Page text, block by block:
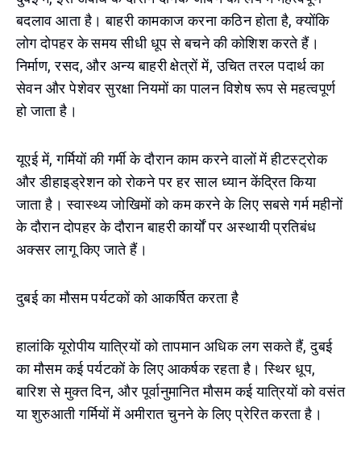
बदलाव आता है। बाहरी कामकाज करना कठिन होता है, क्योंकि
लोग दोपहर के समय सीधी धूप से बचने की कोशिश करते हैं।
निर्माण, रसद, और अन्य बाहरी क्षेत्रों में, उचित तरल पदार्थ का
सेवन और पेशेवर सुरक्षा नियमों का पालन विशेष रूप से महत्वपूर्ण
हो जाता है।
यूएई में, गर्मियों की गर्मी के दौरान काम करने वालों में हीटस्ट्रोक
और डीहाइड्रेशन को रोकने पर हर साल ध्यान केंद्रित किया
जाता है। स्वास्थ्य जोखिमों को कम करने के लिए सबसे गर्म महीनों
के दौरान दोपहर के दौरान बाहरी कार्यों पर अस्थायी प्रतिबंध
अक्सर लागू किए जाते हैं।
दुबई का मौसम पर्यटकों को आकर्षित करता है
हालांकि यूरोपीय यात्रियों को तापमान अधिक लग सकते हैं, दुबई
का मौसम कई पर्यटकों के लिए आकर्षक रहता है। स्थिर धूप,
बारिश से मुक्त दिन, और पूर्वानुमानित मौसम कई यात्रियों को वसंत
या शुरुआती गर्मियों में अमीरात चुनने के लिए प्रेरित करता है।